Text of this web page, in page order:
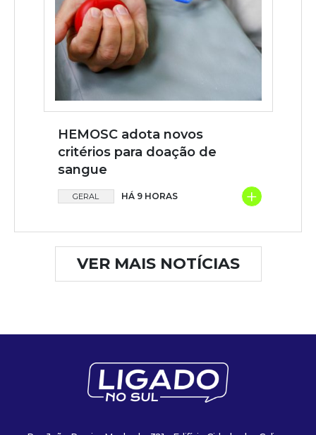
HEMOSC adota novos
critérios para doação de
sangue
GERAL HÁ 9 HORAS +
VER MAIS NOTÍCIAS